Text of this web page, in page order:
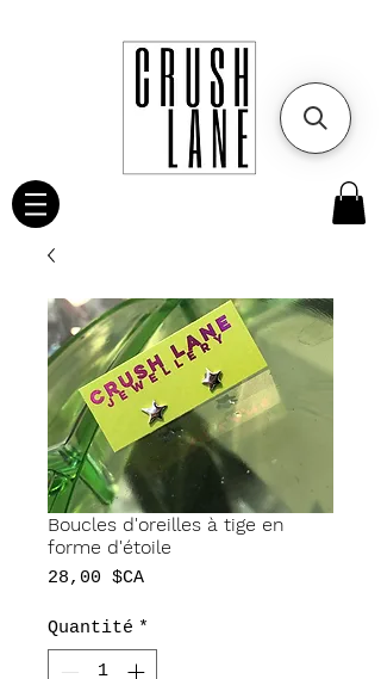
Boucles d'oreilles à tige en
forme d'étoile
28,00 $CAPrix
Quantité *